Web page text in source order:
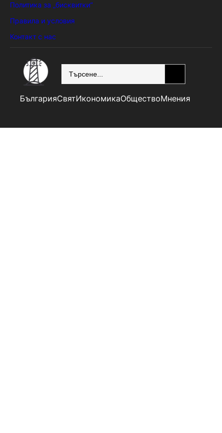
Политика за „бисквитки“
Правила и условия
Контакт с нас
БългарияСвятИкономикаОбществоМнения